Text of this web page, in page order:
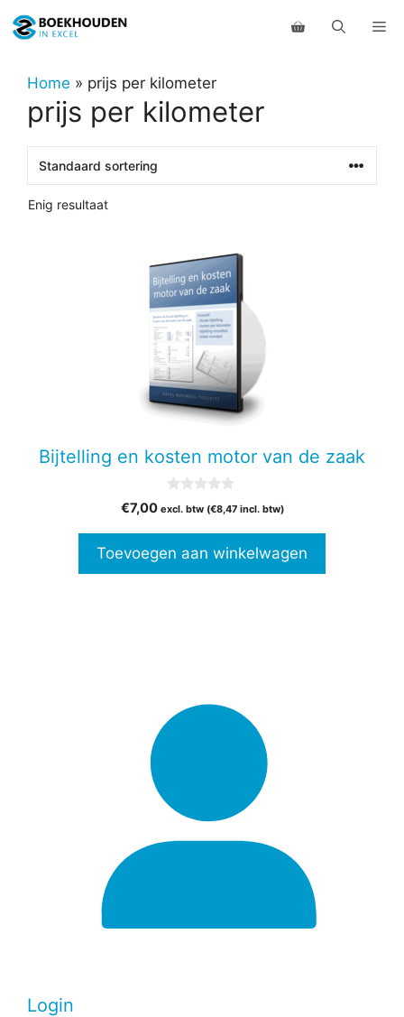
naar
inhoudHome » prijs per kilometer
prijs per kilometer
Enig resultaat
Bijtelling en kosten motor van de zaak
v
5
€7,00 excl. btw (€8,47incl. btw)
Toevoegen aan winkelwagen
Login